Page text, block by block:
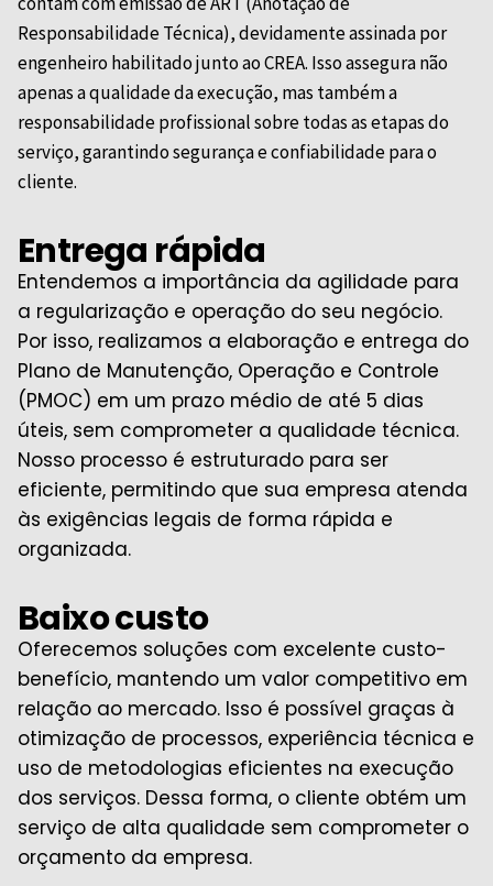
Responsabilidade Técnica), devidamente assinada por
engenheiro habilitado junto aoCREA. Isso assegura não
apenas a qualidade da execução, mas também a
responsabilidade profissional sobre todas as etapas do
serviço, garantindo segurança e confiabilidade para o
cliente.
Entrega rápida
Entendemos a importância da agilidade para
a regularização e operação do seu negócio.
Por isso, realizamos a elaboração e entrega do
Plano de Manutenção, Operação e Controle
(PMOC) em um prazo médio de até 5 dias
úteis, sem comprometer a qualidade técnica.
Nosso processo é estruturado para ser
eficiente, permitindo que sua empresa atenda
às exigências legais de forma rápida e
organizada.
Baixo custo
Oferecemos soluções com excelente custo-
benefício, mantendo um valor competitivo em
relação ao mercado. Isso é possível graças à
otimização de processos, experiência técnica e
uso de metodologias eficientes na execução
dos serviços. Dessa forma, o cliente obtém um
serviço de alta qualidade sem comprometer o
orçamento da empresa.